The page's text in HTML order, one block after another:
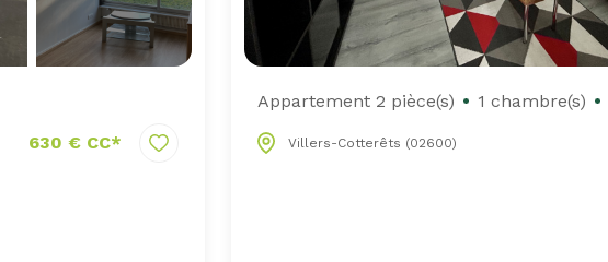
630 € CC*
Appartement 2 pièce(s) 1 chambre(s)
Villers-Cotterêts (02600)